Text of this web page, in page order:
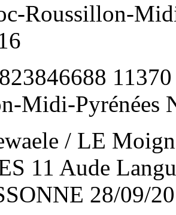
Roussillon-
Midi-Pyrénées
/ LE
11 Aude
28/09/